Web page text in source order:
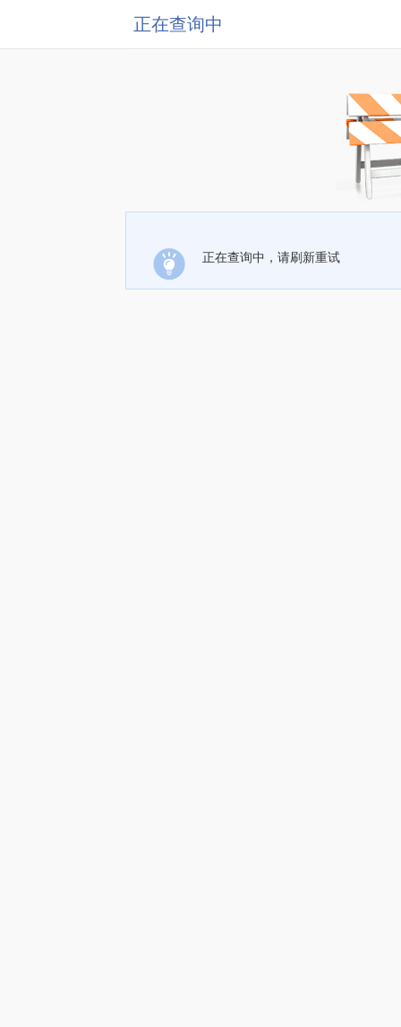
正在查询中
正在查询中，请刷新重试